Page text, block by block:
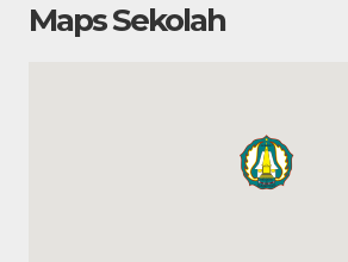
Maps Sekolah